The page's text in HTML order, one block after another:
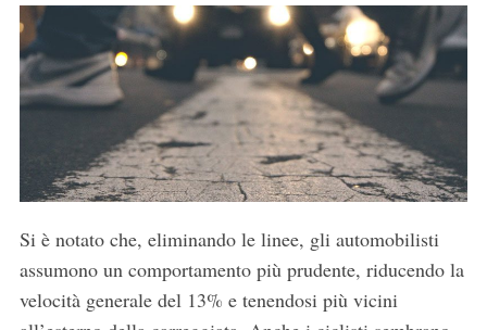
Si è notato che, eliminando le linee, gli automobilisti
assumono un comportamento più prudente, riducendo la
velocità generale del 13% e tenendosi più vicini